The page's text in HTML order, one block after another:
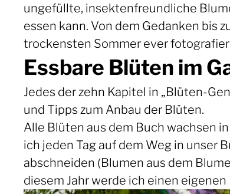
ungefüllte, insektenfreundliche
essen kann. Von dem Gedanken bis
trockensten Sommer ever
Essbare Blüten im
Jedes der zehn Kapitel in „Blüten-
und Tipps zum Anbau der Blüten.
Alle Blüten aus dem Buch wachsen
ich jeden Tag auf dem Weg in unser
abschneiden (Blumen aus dem
diesem Jahr werde ich einen